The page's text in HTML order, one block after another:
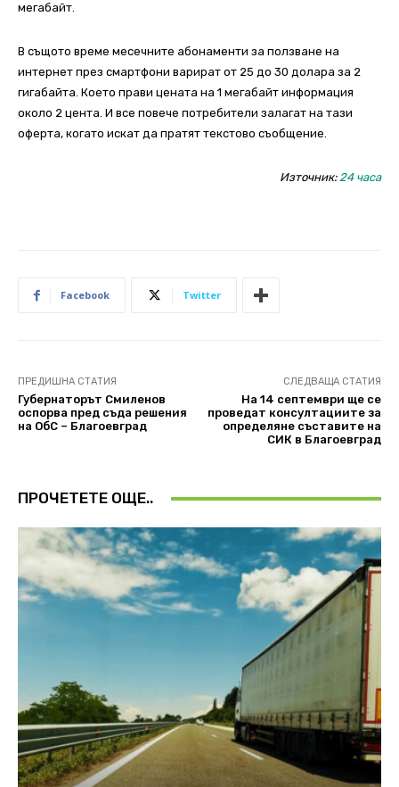
мегабайт.
В същото време месечните абонаменти за ползване на
интернет през смартфони варират от 25 до 30 долара за 2
гигабайта. Което прави цената на 1 мегабайт информация
около 2 цента. И все повече потребители залагат на тази
оферта, когато искат да пратят текстово съобщение.
Източник:24 часа
Facebook Twitter
ПРЕДИШНА СТАТИЯ
Губернаторът Смиленов
оспорва пред съда решения
на ОбС – Благоевград
СЛЕДВАЩА СТАТИЯ
На 14 септември ще се
проведат консултациите за
определяне съставите на
СИК в Благоевград
ПРОЧЕТЕТЕ ОЩЕ..